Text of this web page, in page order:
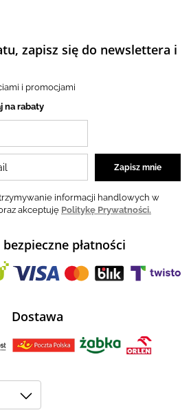
zapisz się do newslettera i
i promocjami
na rabaty
informacji handlowych w
akceptuję Politykę Prywatności.
płatności
Dostawa